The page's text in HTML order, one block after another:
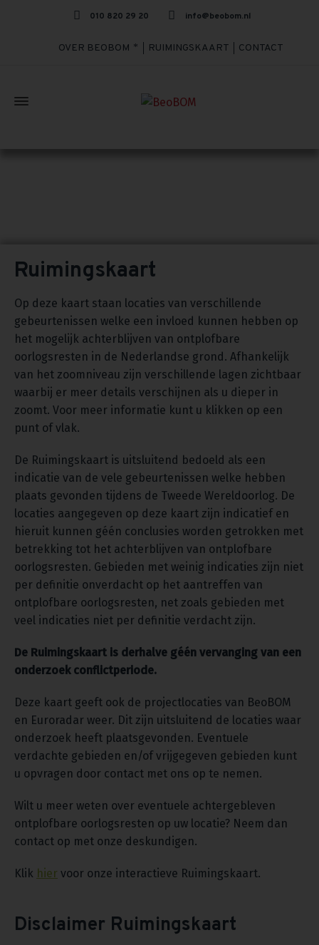
010 820 29 20 info@beobom.nl
OVER BEOBOM RUIMINGSKAART CONTACT
Ruimingskaart
Op deze kaart staan locaties van verschillende
gebeurtenissen welke een invloed kunnen hebben op
het mogelijk achterblijven van ontplofbare
oorlogsresten in de Nederlandse grond. Afhankelijk
van het zoomniveau zijn verschillende lagen zichtbaar
waarbij er meer details verschijnen als u dieper in
zoomt. Voor meer informatie kunt u klikken op een
punt of vlak.
De Ruimingskaart is uitsluitend bedoeld als een
indicatie van de vele gebeurtenissen welke hebben
plaats gevonden tijdens de Tweede Wereldoorlog. De
locaties aangegeven op deze kaart zijn indicatief en
hieruit kunnen géén conclusies worden getrokken met
betrekking tot het achterblijven van ontplofbare
oorlogsresten. Gebieden met weinig indicaties zijn niet
per definitie onverdacht op het aantreffen van
ontplofbare oorlogsresten, net zoals gebieden met
veel indicaties niet per definitie verdacht zijn.
De Ruimingskaart is derhalve géén vervanging van een
onderzoek conflictperiode.
Deze kaart geeft ook de projectlocaties van BeoBOM
en Euroradar weer. Dit zijn uitsluitend de locaties waar
onderzoek heeft plaatsgevonden. Eventuele
verdachte gebieden en/of vrijgegeven gebieden kunt
u opvragen door contact met ons op te nemen.
Wilt u meer weten over eventuele achtergebleven
ontplofbare oorlogsresten op uw locatie? Neem dan
contact op met onze deskundigen.
Klik hier voor onze interactieve Ruimingskaart.
Disclaimer Ruimingskaart